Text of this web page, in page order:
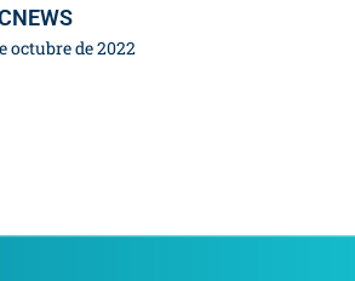
octubre de 2022